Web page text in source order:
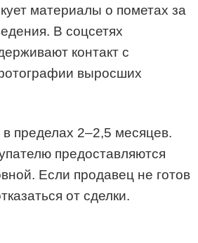
материалы о пометах за
В соцсетях
контакт с
выросших
в пределах 2–2,5 месяцев.
предоставляются
Если продавец не готов
от сделки.